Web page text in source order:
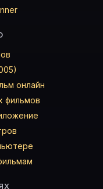
онлайн
фильмов